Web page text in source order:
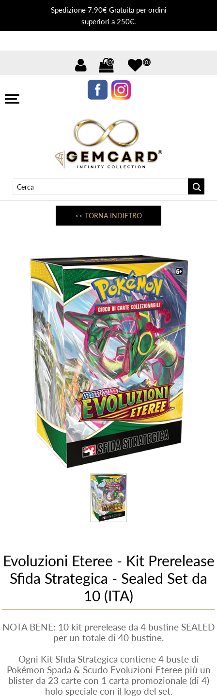
Spedizione 7.90€ Gratuita per ordini
superiori a 250€.
(0) (0)
<< TORNA INDIETRO
Evoluzioni Eteree - Kit Prerelease
Sfida Strategica - Sealed Set da
10 (ITA)
NOTA BENE: 10 kit prerelease da 4 bustine SEALED
per un totale di 40 bustine.
Ogni Kit Sfida Strategica contiene 4 buste di
Pokémon Spada & Scudo Evoluzioni Eteree più un
blister da 23 carte con 1 carta promozionale (di 4)
holo speciale con il logo del set.